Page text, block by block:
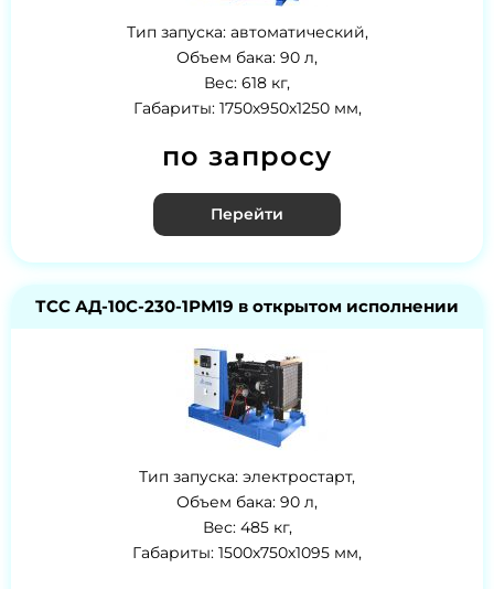
Тип запуска: автоматический,
Объем бака: 90 л,
Вес: 618 кг,
Габариты: 1750х950х1250 мм,
по запросу
Перейти
ТСС АД-10С-230-1РМ19 в открытом исполнении
Тип запуска: электростарт,
Объем бака: 90 л,
Вес: 485 кг,
Габариты: 1500х750х1095 мм,